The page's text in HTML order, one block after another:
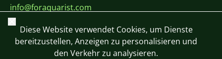
info@foraquarist.com
+420 603 449 602
Schließen
Diese Website verwendet Cookies, um Dienste
bereitzustellen, Anzeigen zu personalisieren und
den Verkehr zu analysieren.